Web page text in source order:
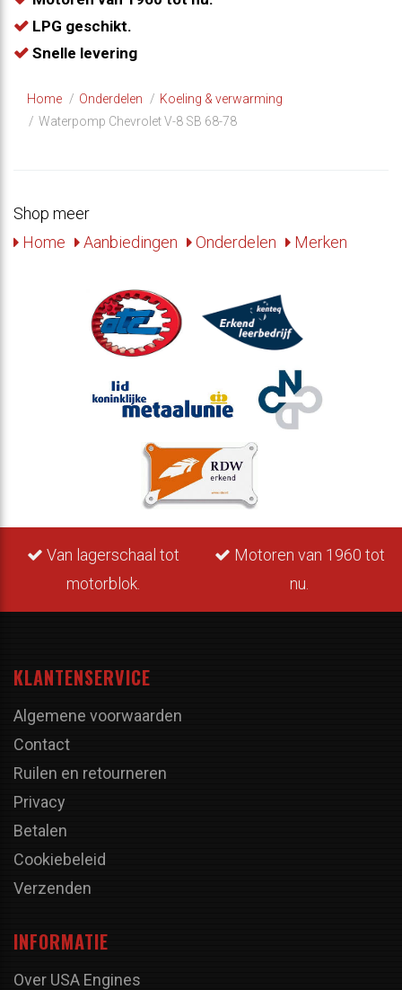
LPG geschikt.
Snelle levering
Home Onderdelen
Koeling & verwarming
Waterpomp Chevrolet V-8 SB 68-78
Shop meer
Home
Aanbiedingen Onderdelen Merken
Van lagerschaal tot
motorblok.
Motoren van 1960 tot
nu.
KLANTENSERVICE
Algemene voorwaarden
Contact
Ruilen en retourneren
Privacy
Betalen
Cookiebeleid
Verzenden
INFORMATIE
Over USA Engines